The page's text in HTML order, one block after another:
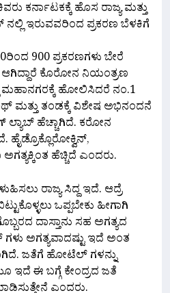
ಕರ್ನಾಟಕಕ್ಕೆ ಹೊಸ ರಾಜ್ಯ ಮತ್ತು
ನಲ್ಲಿ ಇರುವವರಿಂದ ಪ್ರಕರಣ ಬೆಳಕಿಗೆ
900 ಪ್ರಕರಣಗಳು ಬೇರೆ
ಆಗಿದ್ದಾರೆ ಕೊರೋನ ನಿಯಂತ್ರಣ
ಮಹಾನಗರಕ್ಕೆ ಹೋಲಿಸಿದರೆ ನಂ.1
ಮತ್ತು ತಂಡಕ್ಕೆ ವಿಶೇಷ ಅಭಿನಂದನೆ
ಲ್ಯಾಬ್ ಹೆಚ್ಚಾಗಿದೆ. ಕರೋನ
ಹೈಡ್ರೊಕ್ಲೊರೋಕ್ವಿನ್,
ಹೆಚ್ಚಿದೆ ಎಂದರು.
ರಾಜ್ಯ ಸಿದ್ದ ಇದೆ. ಆದ್ರೆ
ಒಪ್ಪಬೇಕು ಹೀಗಾಗಿ
ದಾಸ್ತಾನು ಸಹ ಅಗತ್ಯದ
ಅಗತ್ಯವಾದಷ್ಟು ಇದೆ ಅಂತ
ಜತೆಗೆ ಹೋಟೆಲ್ ಗಳನ್ನು
ಈ ಬಗ್ಗೆ ಕೇಂದ್ರದ ಜತೆ